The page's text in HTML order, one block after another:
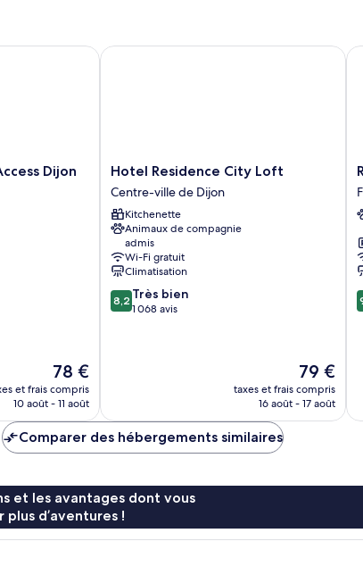
Dijon
Le
nouveau
prix
de
78 €
78 €
et frais compris
10 août - 11 août
Dijon République
Hotel
Residence
City
Loft
Centre-
ville
de
Dijon
Hotel Residence City Loft
Centre-ville de Dijon
Kitchenette
Animaux de compagnie
admis
Wi-Fi gratuit
Climatisation
8.2
sur
8,2 Très bien
1 068 avis
Le
nouveau
prix
79 €
taxes et frais compris
16 août - 17 août
Hotel Residence City Loft
Comparer des hébergements similaires
et les avantages dont vous
d’aventures !